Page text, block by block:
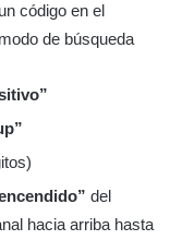
código en el
de búsqueda
del
hacia arriba hasta